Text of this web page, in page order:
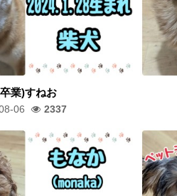
業)すねお
06 2337